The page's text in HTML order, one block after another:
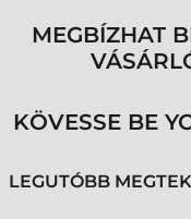
MEGBÍZHAT
KÖVESSE BE
LEGUTÓBB